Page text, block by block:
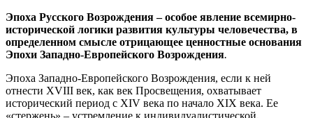
Эпоха Русского Возрождения – особое явление всемирно-
исторической логики развития культуры человечества, в
определенном смысле отрицающее ценностные основания
Эпохи Западно-Европейского Возрождения.
Эпоха Западно-Европейского Возрождения, если к ней
отнести XVIII век, как век Просвещения, охватывает
исторический период с XIV века по начало XIX века. Ее
«стержень» – устремление к индивидуалистической,